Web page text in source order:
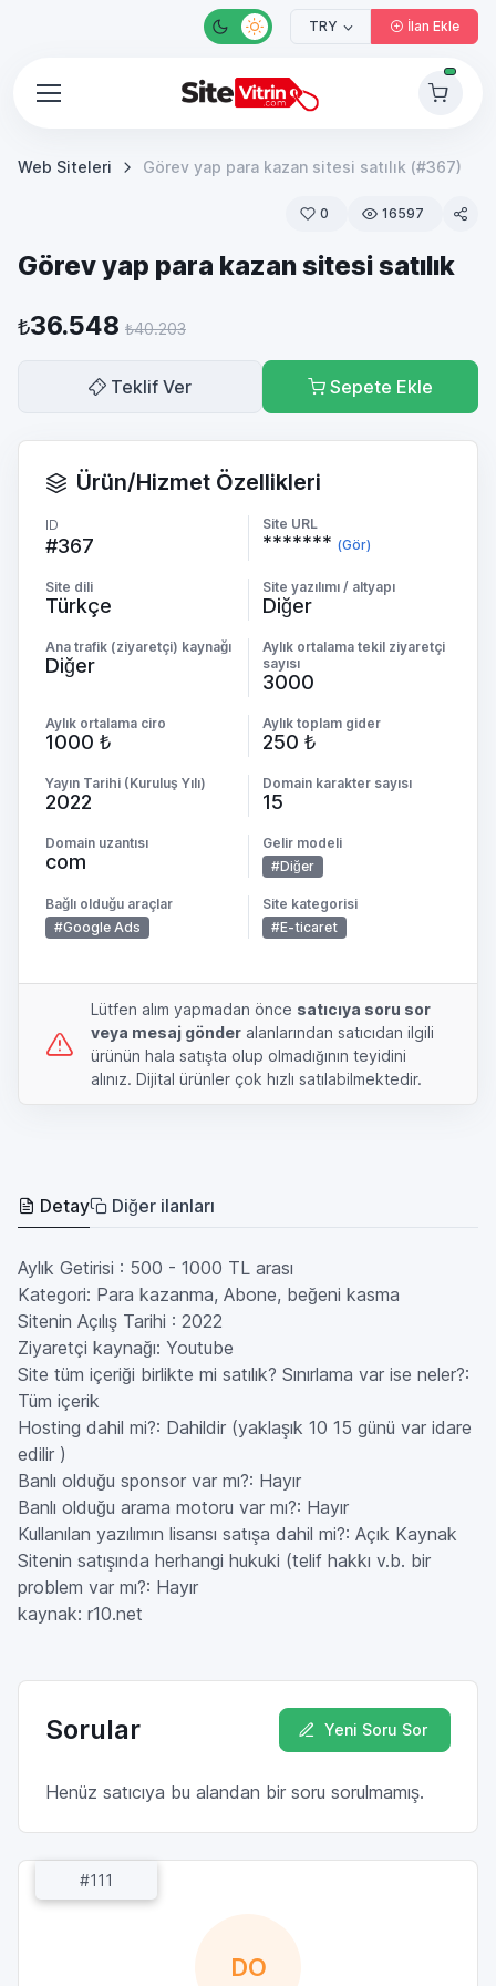
TRY İlan Ekle
Web Siteleri Görev yap para kazan sitesi satılık (#367)
0 16597
Görev yap para kazan sitesi satılık
₺36.548 ₺40.203
Teklif Ver Sepete Ekle
Ürün/Hizmet Özellikleri
ID
#367
Site URL
******* (Gör)
Site dili
Türkçe
Site yazılımı / altyapı
Diğer
Ana trafik (ziyaretçi) kaynağı
Diğer
Aylık ortalama tekil ziyaretçi
sayısı
3000
Aylık ortalama ciro
1000 ₺
Aylık toplam gider
250 ₺
Yayın Tarihi (Kuruluş Yılı)
2022
Domain karakter sayısı
15
Domain uzantısı
com
Gelir modeli
#Diğer
Bağlı olduğu araçlar
#Google Ads
Site kategorisi
#E-ticaret
Lütfen alım yapmadan önce satıcıya soru sor
veya mesaj gönder alanlarından satıcıdan ilgili
ürünün hala satışta olup olmadığının teyidini
alınız. Dijital ürünler çok hızlı satılabilmektedir.
Detay Diğer ilanları
Aylık Getirisi : 500 - 1000 TL arası
Kategori: Para kazanma, Abone, beğeni kasma
Sitenin Açılış Tarihi : 2022
Ziyaretçi kaynağı: Youtube
Site tüm içeriği birlikte mi satılık? Sınırlama var ise neler?:
Tüm içerik
Hosting dahil mi?: Dahildir (yaklaşık 10 15 günü var idare
edilir )
Banlı olduğu sponsor var mı?: Hayır
Banlı olduğu arama motoru var mı?: Hayır
Kullanılan yazılımın lisansı satışa dahil mi?: Açık Kaynak
Sitenin satışında herhangi hukuki (telif hakkı v.b. bir
problem var mı?: Hayır
kaynak: r10.net
Sorular Yeni Soru Sor
Henüz satıcıya bu alandan bir soru sorulmamış.
#111
DO